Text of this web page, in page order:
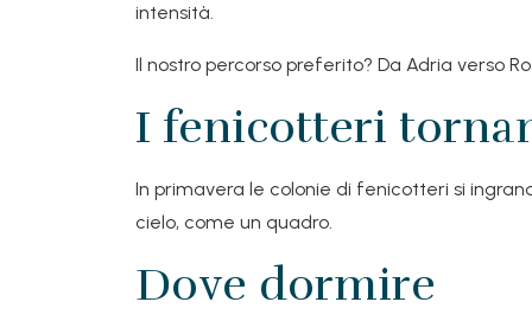
intensità.
Il nostro percorso preferito? Da Adria verso
I fenicotteri
In primavera le colonie di fenicotteri si
cielo, come un quadro.
Dove dormire